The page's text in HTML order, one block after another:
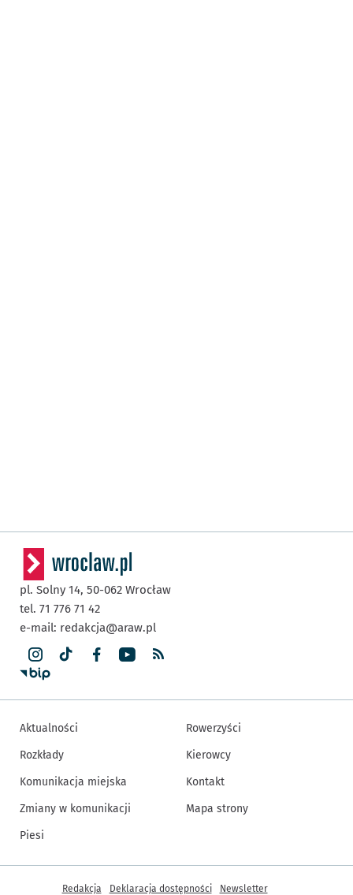
pl. Solny 14, 50-062 Wrocław
tel. 71 776 71 42
e-mail: redakcja@araw.pl
Aktualności
Rozkłady
Komunikacja miejska
Zmiany w komunikacji
Piesi
Rowerzyści
Kierowcy
Kontakt
Mapa strony
Inne informacje
Redakcja Deklaracja dostępności Newsletter